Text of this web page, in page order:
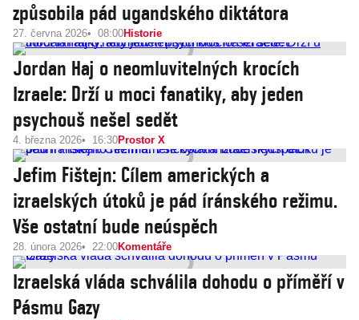
způsobila pád ugandského diktátora
27. června 2026 08:00Historie
Jordan Haj o neomluvitelných krocích
Izraele: Drží u moci fanatiky, aby jeden
psychouš nešel sedět
4. března 2026 16:30Prostor X
Jefim Fištejn: Cílem amerických a
izraelských útoků je pád íránského režimu.
Vše ostatní bude neúspěch
28. února 2026 22:00Komentáře
Izraelská vláda schválila dohodu o příměří v
Pásmu Gazy